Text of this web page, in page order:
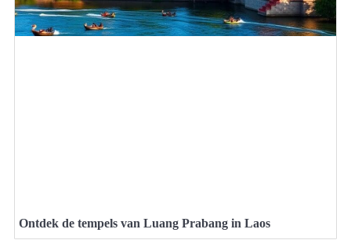
Ontdek de tempels van Luang Prabang in Laos